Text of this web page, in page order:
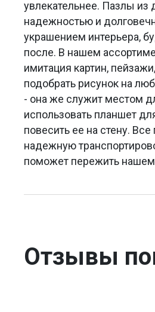
увлекательнее. Пазлы из
надежностью и
украшением интерьера,
после. В нашем
имитация картин,
подобрать рисунок на
- она же служит местом
использовать планшет
повесить ее на стену.
надежную
поможет пережить
Отзывы